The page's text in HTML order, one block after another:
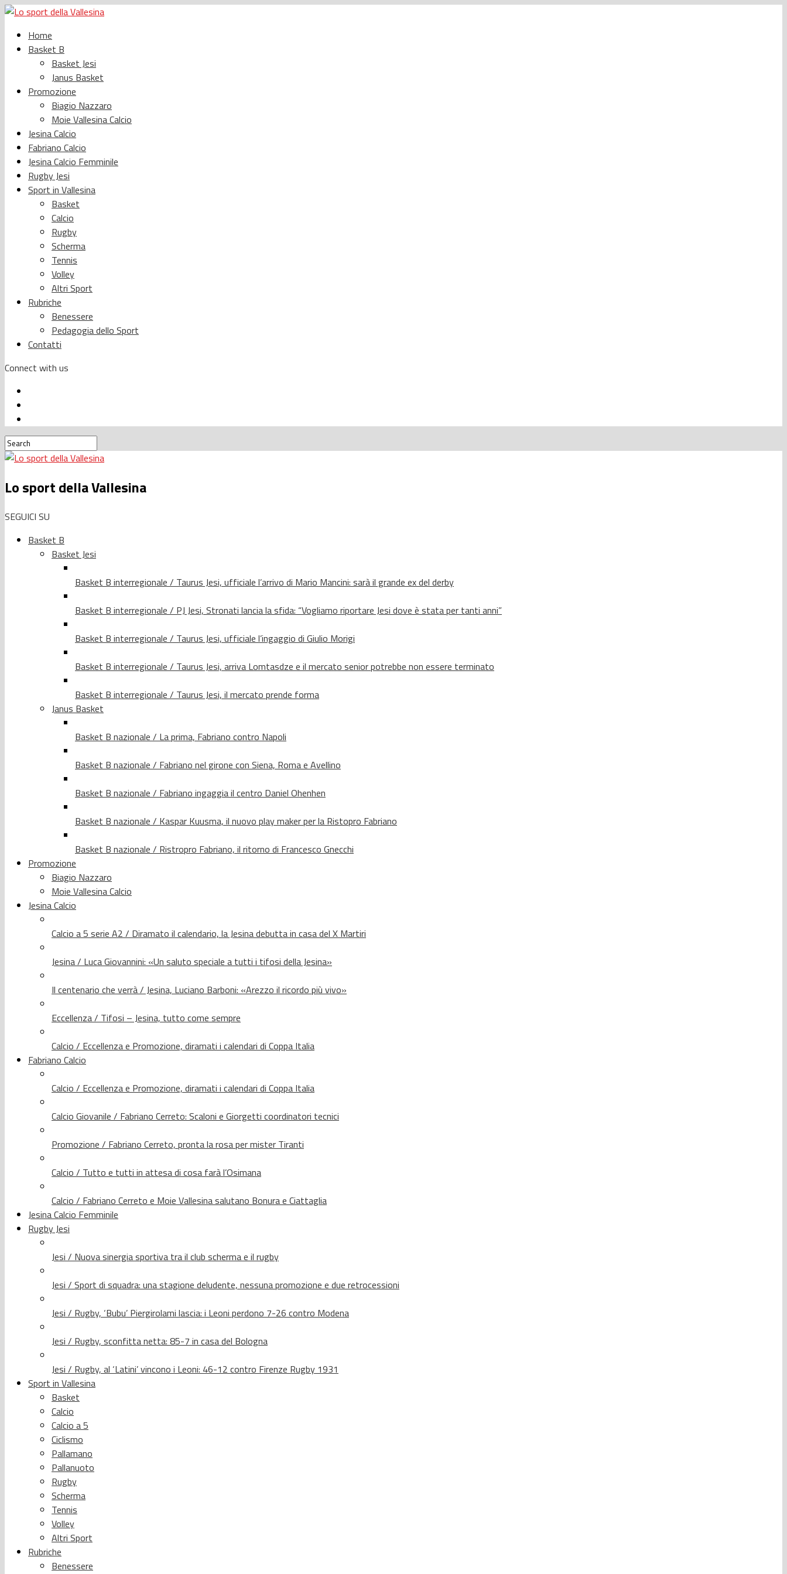
Home
Basket B
Basket Jesi
Janus Basket
Promozione
Biagio Nazzaro
Moie Vallesina Calcio
Jesina Calcio
Fabriano Calcio
Jesina Calcio Femminile
Rugby Jesi
Sport in Vallesina
Basket
Calcio
Rugby
Scherma
Tennis
Volley
Altri Sport
Rubriche
Benessere
Pedagogia dello Sport
Contatti
Connect with us
Lo sport della Vallesina
SEGUICI SU
Basket B
Basket Jesi
Basket B interregionale / Taurus Jesi, ufficiale l’arrivo di Mario Mancini: sarà il grande ex del derby
Basket B interregionale / PJ Jesi, Stronati lancia la sfida: “Vogliamo riportare Jesi dove è stata per tanti anni”
Basket B interregionale / Taurus Jesi, ufficiale l’ingaggio di Giulio Morigi
Basket B interregionale / Taurus Jesi, arriva Lomtasdze e il mercato senior potrebbe non essere terminato
Basket B interregionale / Taurus Jesi, il mercato prende forma
Janus Basket
Basket B nazionale / La prima, Fabriano contro Napoli
Basket B nazionale / Fabriano nel girone con Siena, Roma e Avellino
Basket B nazionale / Fabriano ingaggia il centro Daniel Ohenhen
Basket B nazionale / Kaspar Kuusma, il nuovo play maker per la Ristopro Fabriano
Basket B nazionale / Ristropro Fabriano, il ritorno di Francesco Gnecchi
Promozione
Biagio Nazzaro
Moie Vallesina Calcio
Jesina Calcio
Calcio a 5 serie A2 / Diramato il calendario, la Jesina debutta in casa del X Martiri
Jesina / Luca Giovannini: «Un saluto speciale a tutti i tifosi della Jesina»
Il centenario che verrà / Jesina, Luciano Barboni: «Arezzo il ricordo più vivo»
Eccellenza / Tifosi – Jesina, tutto come sempre
Calcio / Eccellenza e Promozione, diramati i calendari di Coppa Italia
Fabriano Calcio
Calcio / Eccellenza e Promozione, diramati i calendari di Coppa Italia
Calcio Giovanile / Fabriano Cerreto: Scaloni e Giorgetti coordinatori tecnici
Promozione / Fabriano Cerreto, pronta la rosa per mister Tiranti
Calcio / Tutto e tutti in attesa di cosa farà l’Osimana
Calcio / Fabriano Cerreto e Moie Vallesina salutano Bonura e Ciattaglia
Jesina Calcio Femminile
Rugby Jesi
Jesi / Nuova sinergia sportiva tra il club scherma e il rugby
Jesi / Sport di squadra: una stagione deludente, nessuna promozione e due retrocessioni
Jesi / Rugby, ‘Bubu’ Piergirolami lascia: i Leoni perdono 7-26 contro Modena
Jesi / Rugby, sconfitta netta: 85-7 in casa del Bologna
Jesi / Rugby, al ‘Latini’ vincono i Leoni: 46-12 contro Firenze Rugby 1931
Sport in Vallesina
Basket
Calcio
Calcio a 5
Ciclismo
Pallamano
Pallanuoto
Rugby
Scherma
Tennis
Volley
Altri Sport
Rubriche
Benessere